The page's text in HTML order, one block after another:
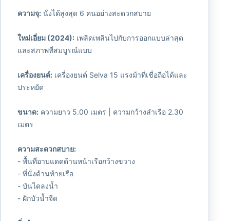
ความจุ:นั่งได้สูงสุด 6 คนอย่างสะดวกสบาย
ใหม่เอี่ยม (2024):เพลิดเพลินไปกับการออกแบบล่าสุด
และสภาพที่สมบูรณ์แบบ
เครื่องยนต์:เครื่องยนต์ Selva 15 แรงม้าที่เชื่อถือได้และ
ประหยัด
ขนาด:ความยาว 5.00 เมตร | ความกว้างลำเรือ 2.30
เมตร
ความสะดวกสบาย:
- พื้นที่อาบแดดด้านหน้าเรือกว้างขวาง
- ที่นั่งด้านท้ายเรือ
- บันไดลงน้ำ
- ฝักบัวน้ำจืด